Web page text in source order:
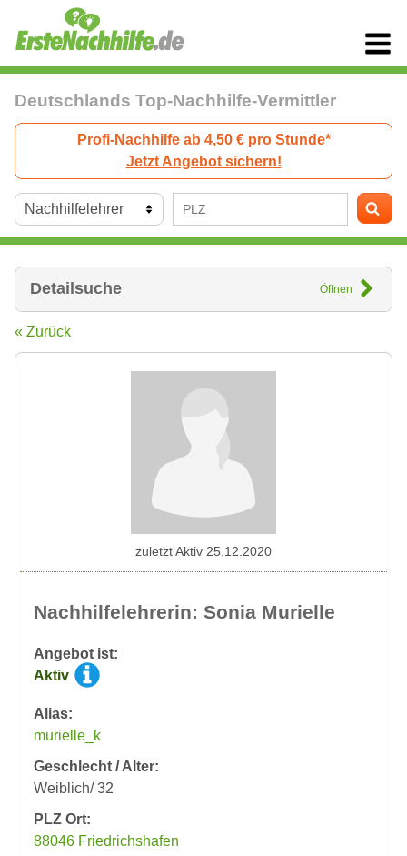
Deutschlands Top-Nachhilfe-Vermittler
Profi-Nachhilfe ab 4,50 € pro Stunde*
Jetzt Angebot sichern!
Detailsuche Öffnen
« Zurück
Nachhilfelehrerin: Sonia Murielle
Angebot ist:
Aktiv
Alias:
murielle_k
Geschlecht / Alter:
Weiblich/ 32
PLZ Ort:
88046 Friedrichshafen
zuletzt Aktiv 25.12.2020